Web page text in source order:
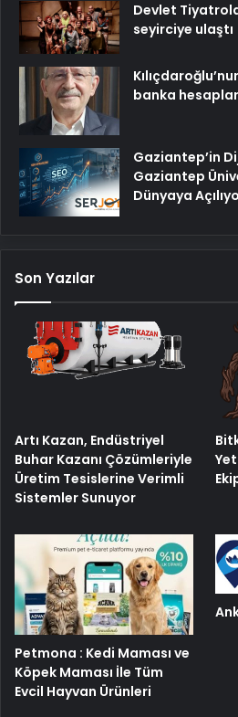
Devlet
seyirciye ulaştı
banka
Gaziantep’in
Gaziantep
Dünyaya
Son Yazılar
Artı Kazan, Endüstriyel
Buhar Kazanı Çözümleriyle
Üretim Tesislerine Verimli
Sistemler Sunuyor
Petmona : Kedi Maması ve
Köpek Maması İle Tüm
Evcil Hayvan Ürünleri